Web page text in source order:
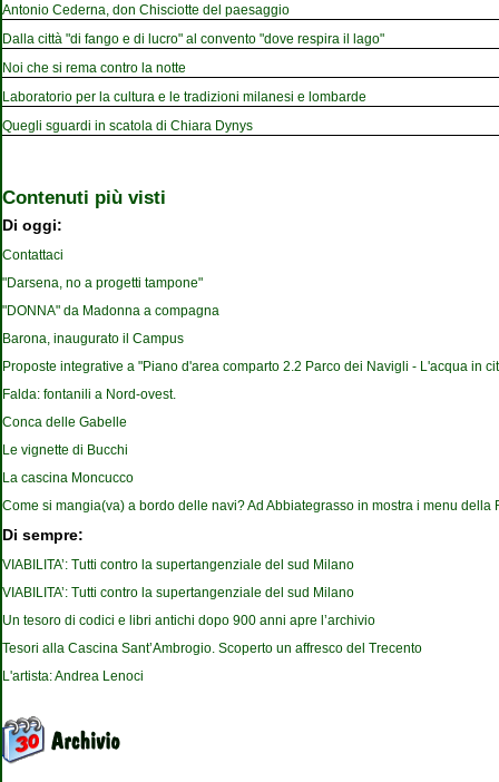
Antonio Cederna, don Chisciotte del paesaggio
Dalla città "di fango e di lucro" al convento "dove respira il lago"
Noi che si rema contro la notte
Laboratorio per la cultura e le tradizioni milanesi e lombarde
Quegli sguardi in scatola di Chiara Dynys
Contenuti più visti
Di oggi:
Contattaci
"Darsena, no a progetti tampone"
"DONNA" da Madonna a compagna
Barona, inaugurato il Campus
Proposte integrative a "Piano d'area comparto 2.2 Parco dei Navigli - L'acqua in
Falda: fontanili a Nord-ovest.
Conca delle Gabelle
Le vignette di Bucchi
La cascina Moncucco
Come si mangia(va) a bordo delle navi? Ad Abbiategrasso in mostra i menu della
Di sempre:
VIABILITA’: Tutti contro la supertangenziale del sud Milano
VIABILITA’: Tutti contro la supertangenziale del sud Milano
Un tesoro di codici e libri antichi dopo 900 anni apre l’archivio
Tesori alla Cascina Sant’Ambrogio. Scoperto un affresco del Trecento
L'artista: Andrea Lenoci